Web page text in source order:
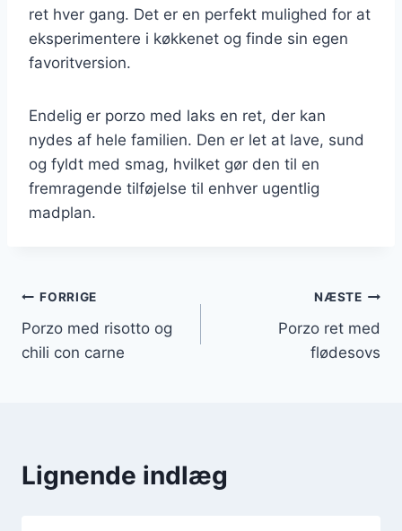
ret hver gang. Det er en perfekt mulighed for at
eksperimentere i køkkenet og finde sin egen
favoritversion.
Endelig er porzo med laks en ret, der kan
nydes af hele familien. Den er let at lave, sund
og fyldt med smag, hvilket gør den til en
fremragende tilføjelse til enhver ugentlig
madplan.
Indlægsnavigation
FORRIGE
Porzo med risotto og
chili con carne
NÆSTE
Porzo ret med
flødesovs
Lignende indlæg